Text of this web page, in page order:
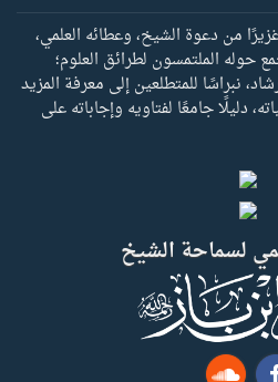
من دعوة الشيخ، وعطائه العلمي،
حوله الملتمسون لطرائق العلوم؛
نبراسًا للمتطلعين إلى معرفة المزيد
دليلًا جامعًا لفتاويه وإجاباته على
لسماحة الشيخ